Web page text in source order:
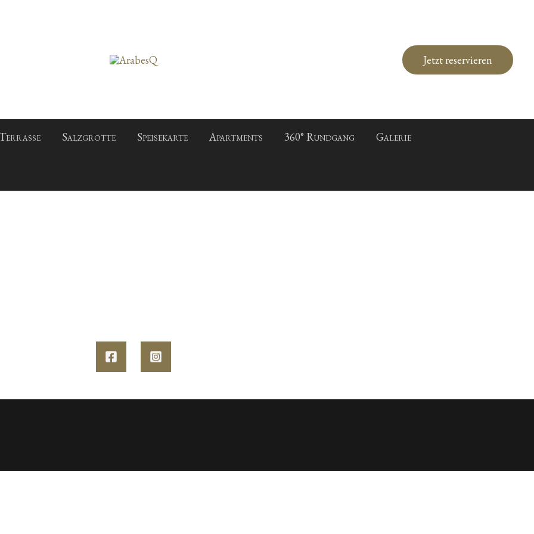
Jetzt reservieren
Terrasse Salzgrotte Speisekarte Apartments 360° Rundgang Galerie